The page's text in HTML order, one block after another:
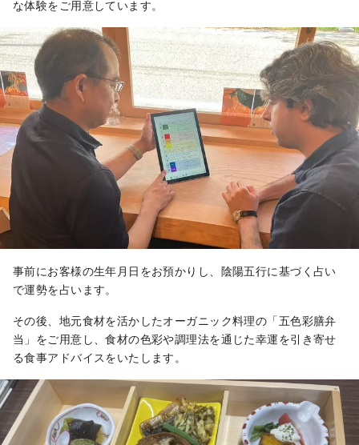
な体験をご用意しています。
事前にお客様の生年月日をお預かりし、陰陽五行に基づく占い
で運勢を占います。
その後、地元食材を活かしたオーガニック料理の「五色彩膳弁
当」をご用意し、食材の色彩や調理法を通じた幸運を引き寄せ
る食事アドバイスをいたします。